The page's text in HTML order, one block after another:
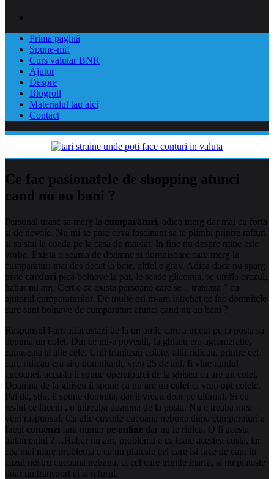
Prima pagină
Spune-mi!
Curs valutar BNR
Ajutor
Despre
Blogroll
Materialul tau aici
Contact
Ce fac pasionatele de shopping atunci
cand nu au bani ?
Personal urasc sa merg la cumparaturi, adica merg dar mai cu forta
si de nevoie. Nu mi se pare ceva fascinant sa te plimbi printre rafturi
si sa stai la coada pe la casa de marcat. In fine nu despre mine este
vorba. Exista o seama de doamne si domnisoare care merg la
cumparaturi mai des decat la baie, altfel e grav. Adica daca nu sparg
niste carduri pica bolnave la pat, le scade glicemia, se umfla orezul,
habar nu am. Cert e ca exista persoane care se ,, trateaza ” cu
ajutorul cumparaturilor. De multe ori m-am intrebat ce fac domnitele
care sunt bolnave de cumparaturi atunci cand nu au bani ?
Raspunsul l-am aflat astazi de la un amic care a trecut pe la posta sa
depuna un colet. Din ce mi-a povestit, la ghiseu era aglomeratie,
zapuseala si alte cele. Unii trimiteau colete, altii ridicau, printre cei
care ridicau era si o domnita de vreo 25 de ani. Ii vine randul
cucoanei, aceasta ii spune operatoarei de la ghiseu ca are un colet.
Doamna de la ghiseu ii spune ca nu are un colet ci vreo opt colete.
Pai da, stiu, ii spune domnita, dar il vreau doar pe ultimul. Si cu
restul ce facem , o intreaba doamna de la posta. Nu e treaba mea
veni raspunsul. Cu alte cuvinte cucoana nebuna dupa cumparaturi a
facut comenzi fara numar pe online dar nu le ridica. O fi acesta
tratamentul ?…Habar nu am, problema e ca toate acestea costa, iar
cea mai mare problema e ca nu plateste cel care isi face de cap, in
cazul nostru cucoana nebuna, ci cel care trimite marfa, si nu plateste
doar un transport ci si returul.